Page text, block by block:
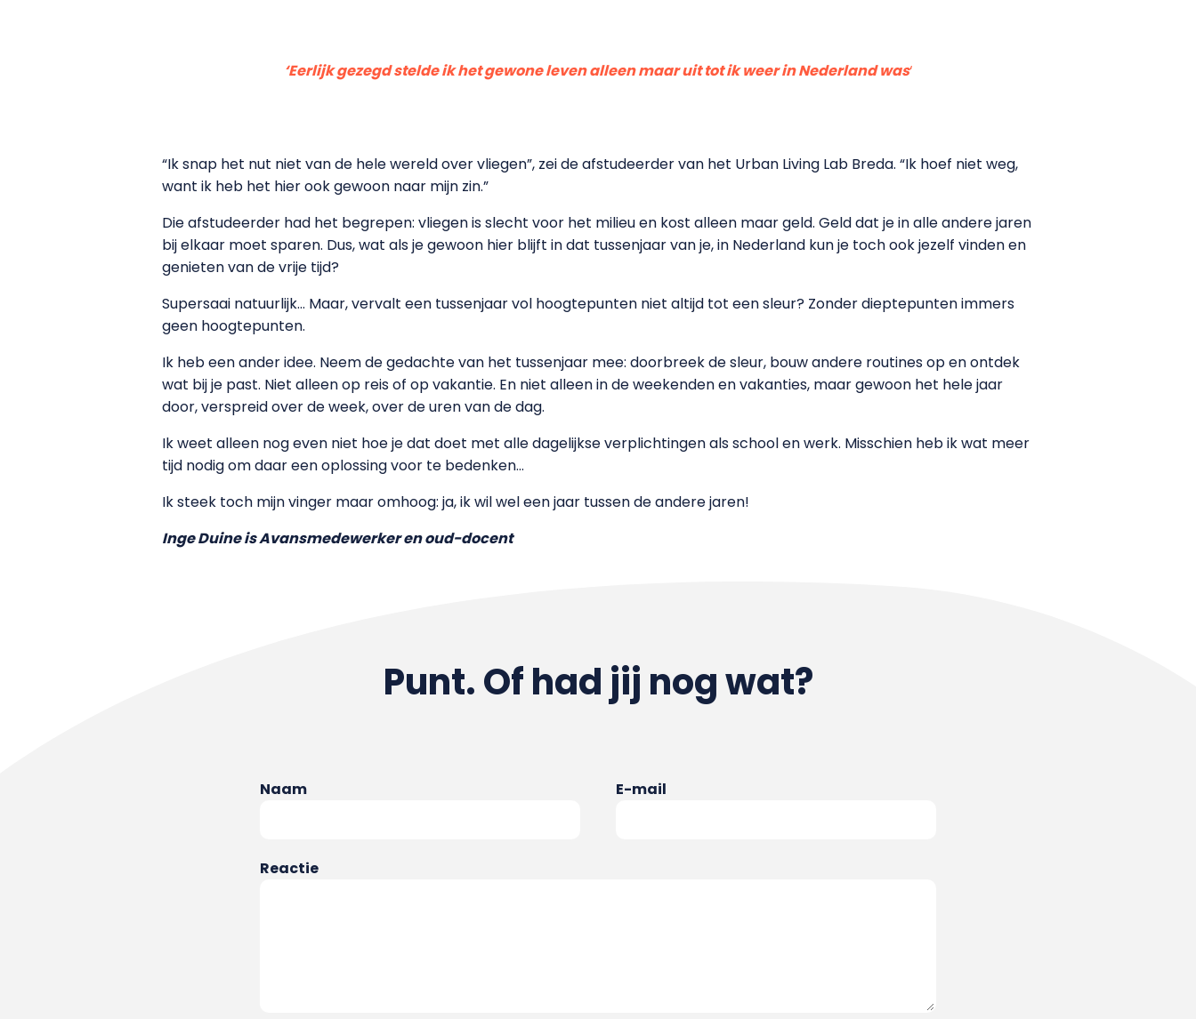
‘Eerlijk gezegd stelde ik het gewone leven alleen maar uit tot ik weer in Nederland was‘
“Ik snap het nut niet van de hele wereld over vliegen”, zei de afstudeerder van het Urban Living Lab Breda. “Ik hoef niet weg,
want ik heb het hier ook gewoon naar mijn zin.”
Die afstudeerder had het begrepen: vliegen is slecht voor het milieu en kost alleen maar geld. Geld dat je in alle andere jaren
bij elkaar moet sparen. Dus, wat als je gewoon hier blijft in dat tussenjaar van je, in Nederland kun je toch ook jezelf vinden en
genieten van de vrije tijd?
Supersaai natuurlijk… Maar, vervalt een tussenjaar vol hoogtepunten niet altijd tot een sleur? Zonder dieptepunten immers
geen hoogtepunten.
Ik heb een ander idee. Neem de gedachte van het tussenjaar mee: doorbreek de sleur, bouw andere routines op en ontdek
wat bij je past. Niet alleen op reis of op vakantie. En niet alleen in de weekenden en vakanties, maar gewoon het hele jaar
door, verspreid over de week, over de uren van de dag.
Ik weet alleen nog even niet hoe je dat doet met alle dagelijkse verplichtingen als school en werk. Misschien heb ik wat meer
tijd nodig om daar een oplossing voor te bedenken…
Ik steek toch mijn vinger maar omhoog: ja, ik wil wel een jaar tussen de andere jaren!
Inge Duine is Avansmedewerker en oud-docent
Punt. Of had jij nog wat?
Naam E-mail
Reactie